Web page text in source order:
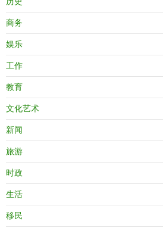
商务
娱乐
工作
教育
文化艺术
新闻
旅游
时政
生活
移民